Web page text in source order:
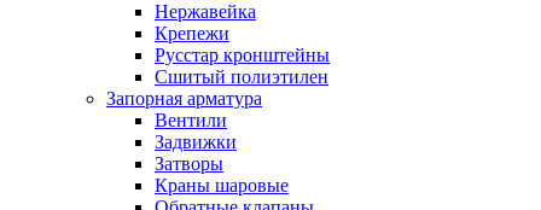
Нержавейка
Крепежи
Русстар кронштейны
Сшитый полиэтилен
Запорная арматура
Вентили
Задвижки
Затворы
Краны шаровые